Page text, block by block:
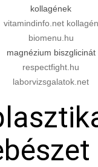
kollagének
vitamindinfo.net kollagén
biomenu.hu
magnézium biszglicinát
respectfight.hu
laborvizsgalatok.net